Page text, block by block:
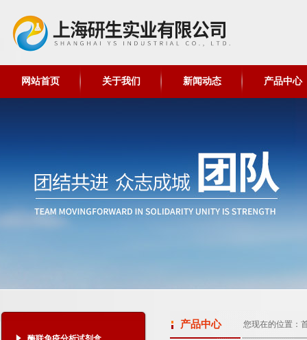
网站首页 关于我们 新闻动态 产品中心
产品中心 您现在的位置：